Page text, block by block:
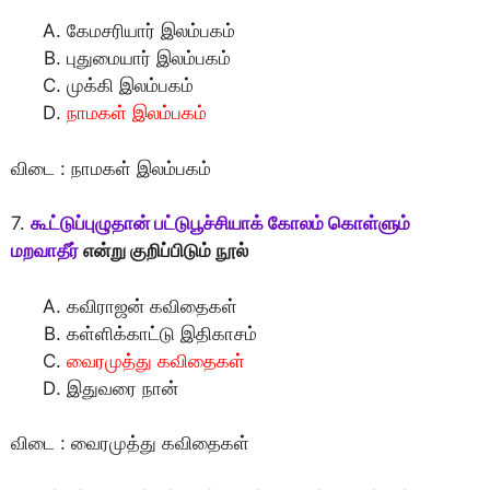
கேமசரியார் இலம்பகம்
புதுமையார் இலம்பகம்
முக்கி இலம்பகம்
நாமகள் இலம்பகம்
விடை : நாமகள் இலம்பகம்
7. கூட்டுப்புழுதான் பட்டுபூச்சியாக் கோலம் கொள்ளும்
மறவாதீர் என்று குறிப்பிடும் நூல்
கவிராஜன் கவிதைகள்
கள்ளிக்காட்டு இதிகாசம்
வைரமுத்து கவிதைகள்
இதுவரை நான்
விடை : வைரமுத்து கவிதைகள்